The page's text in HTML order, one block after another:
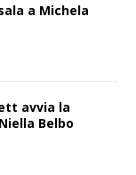
a Michela
avvia la
Belbo